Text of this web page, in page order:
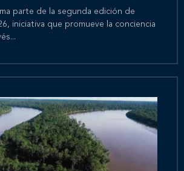
parte de la segunda edición de
iniciativa que promueve la conciencia